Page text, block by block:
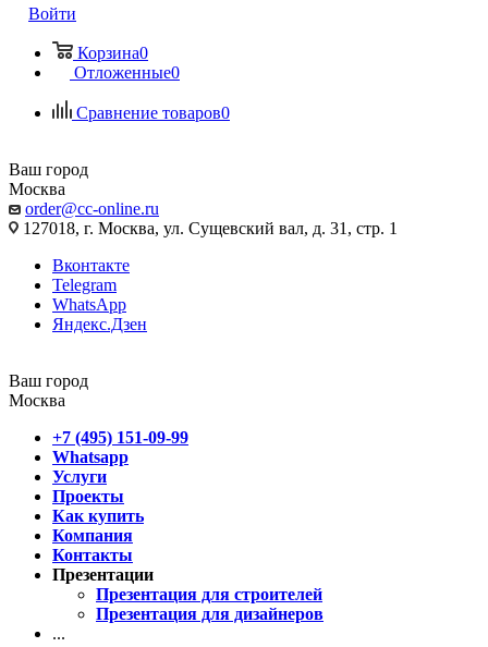
Войти
Корзина0
Отложенные0
Сравнение товаров0
Ваш город
Москва
order@cc-online.ru
127018, г. Москва, ул. Сущевский вал, д. 31, стр. 1
Вконтакте
Telegram
WhatsApp
Яндекс.Дзен
Ваш город
Москва
+7 (495) 151-09-99
Whatsapp
Услуги
Проекты
Как купить
Компания
Контакты
Презентации
Презентация для строителей
Презентация для дизайнеров
...